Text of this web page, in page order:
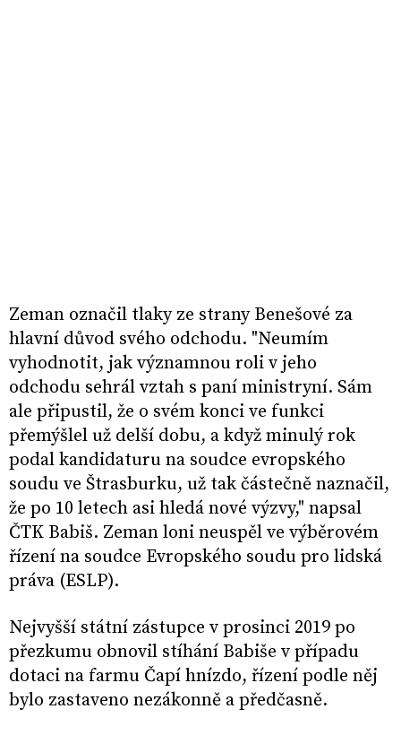
Zeman označil tlaky ze strany Benešové za
hlavní důvod svého odchodu. "Neumím
vyhodnotit, jak významnou roli v jeho
odchodu sehrál vztah s paní ministryní. Sám
ale připustil, že o svém konci ve funkci
přemýšlel už delší dobu, a když minulý rok
podal kandidaturu na soudce evropského
soudu ve Štrasburku, už tak částečně naznačil,
že po 10 letech asi hledá nové výzvy," napsal
ČTK Babiš. Zeman loni neuspěl ve výběrovém
řízení na soudce Evropského soudu pro lidská
práva (ESLP).
Nejvyšší státní zástupce v prosinci 2019 po
přezkumu obnovil stíhání Babiše v případu
dotaci na farmu Čapí hnízdo, řízení podle něj
bylo zastaveno nezákonně a předčasně.